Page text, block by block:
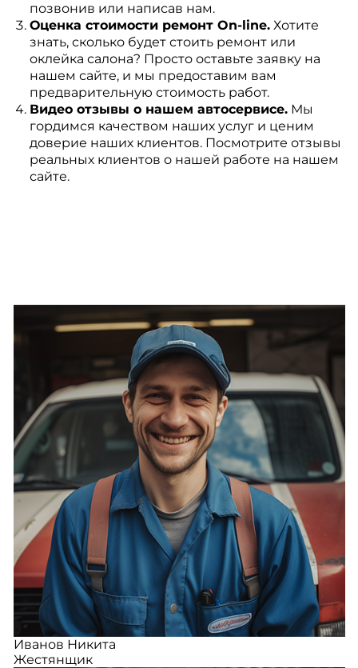
позвонив или написав нам.
Оценка стоимости ремонт On-line.Хотите
знать, сколько будет стоить ремонт или
оклейка салона? Просто оставьте заявку на
нашем сайте, и мы предоставим вам
предварительную стоимость работ.
Видео отзывы о нашем автосервисе.Мы
гордимся качеством наших услуг и ценим
доверие наших клиентов. Посмотрите отзывы
реальных клиентов о нашей работе на нашем
сайте.
Иванов Никита
Жестянщик